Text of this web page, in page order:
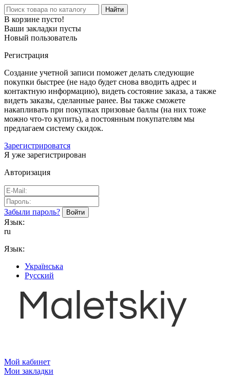
Найти
В корзине пусто!
Ваши закладки пусты
Новый пользователь
Регистрация
Создание учетной записи поможет делать следующие
покупки быстрее (не надо будет снова вводить адрес и
контактную информацию), видеть состояние заказа, а также
видеть заказы, сделанные ранее. Вы также сможете
накапливать при покупках призовые баллы (на них тоже
можно что-то купить), а постоянным покупателям мы
предлагаем систему скидок.
Зарегистрироватся
Я уже зарегистрирован
Авторизация
Забыли пароль?
Язык:
ru
Язык:
Українська
Русский
Мой кабинет
Мои закладки